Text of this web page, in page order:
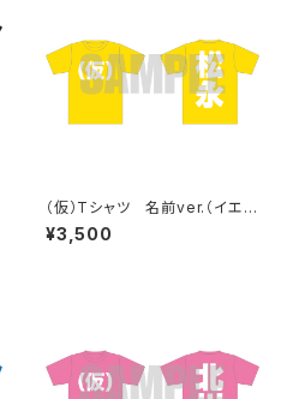
（仮）Tシャツ 名前ver.（イエロ
ー）
¥3,500